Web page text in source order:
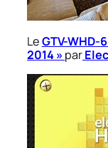
LeGTV-WHD-
2014 » par